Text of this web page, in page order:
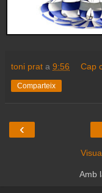
toni prat a 9:56 Cap
Comparteix
‹
Amb